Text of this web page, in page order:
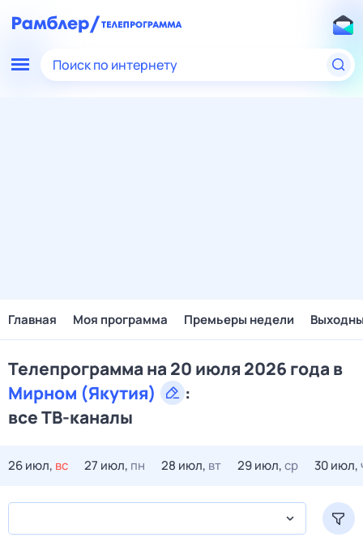
Поиск по интернету
Главная Моя программа Премьеры недели
Телепрограмма на 20 июля 2026 года в
Мирном (Якутия)
:
все ТВ-каналы
26 июл, вс 27 июл, пн 28 июл, вт 29 июл,ср 30 июл,